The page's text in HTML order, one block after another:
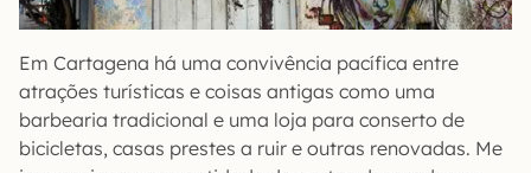
Em Cartagena há uma convivência pacífica entre
atrações turísticas e coisas antigas como uma
barbearia tradicional e uma loja para conserto de
bicicletas, casas prestes a ruir e outras renovadas. Me